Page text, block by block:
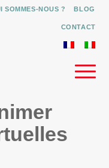
SOMMES-NOUS ? BLOG
CONTACT